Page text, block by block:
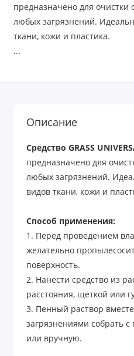
предназначено для очистки
любых загрязнений.
ткани, кожи и пластика.
...
Описание
Средство GRASS
предназначено для
любых загрязнений.
видов ткани, кожи и
Способ применения:
1. Перед проведением
желательно
поверхность.
2. Нанести средство из
расстояния, щеткой или
3. Пенный раствор
загрязнениями собрать
или вручную.